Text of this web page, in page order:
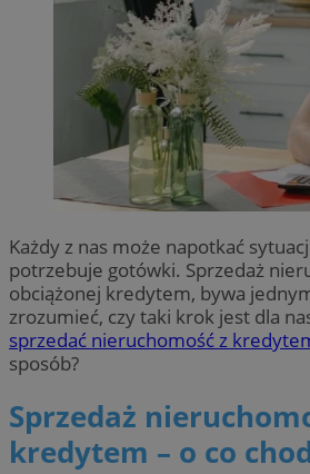
Każdy z nas może napotkać
potrzebuje gotówki. Sprzedaż
obciążonej kredytem, bywa
zrozumieć, czy taki krok jest dla
sprzedać nieruchomość z
sposób?
Sprzedaż
kredytem – o co